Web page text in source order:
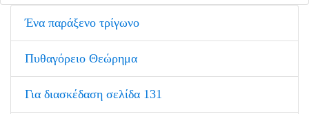
Ένα παράξενο τρίγωνο
Πυθαγόρειο Θεώρημα
Για διασκέδαση σελίδα 131